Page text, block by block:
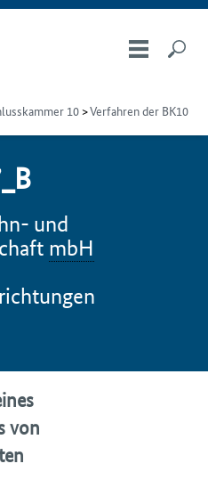
10 Verfahren der BK10
und
mbH
von